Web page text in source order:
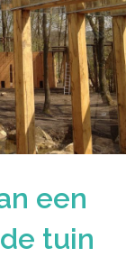
een
tuin